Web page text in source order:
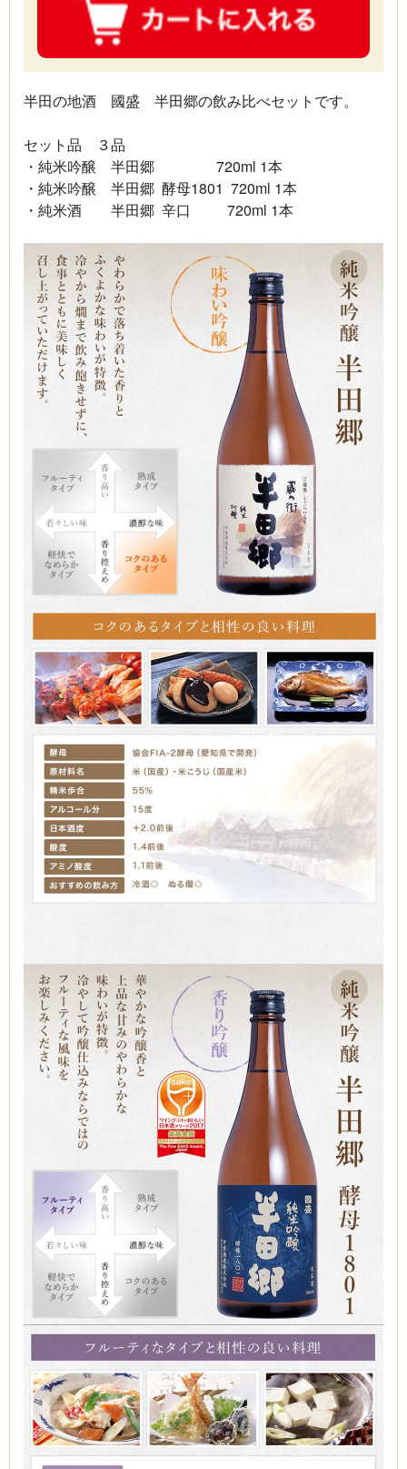
半田の地酒 國盛 半田郷の飲み比べセットです。
セット品 ３品
・純米吟醸 半田郷 720ml 1本
・純米吟醸 半田郷 酵母1801 720ml 1本
・純米酒 半田郷 辛口 720ml 1本